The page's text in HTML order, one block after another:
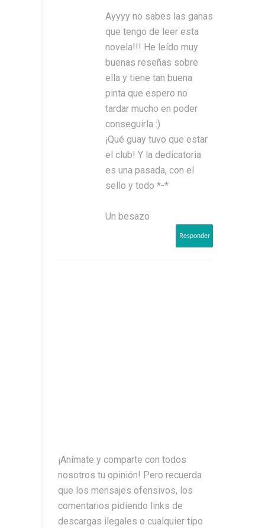
Ayyyy no sabes las ganas
que tengo de leer esta
novela!!! He leído muy
buenas reseñas sobre
ella y tiene tan buena
pinta que espero no
tardar mucho en poder
conseguirla :)
¡Qué guay tuvo que estar
el club! Y la dedicatoria
es una pasada, con el
sello y todo *-*
Un besazo
Responder
¡Anímate y comparte con todos
nosotros tu opinión! Pero recuerda
que los mensajes ofensivos, los
comentarios pidiendo links de
descargas ilegales o cualquier tipo